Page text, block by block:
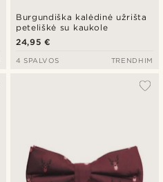
Burgundiška kalėdinė užrišta
peteliškė su kaukole
24,95 €
4 SPALVOS TRENDHIM